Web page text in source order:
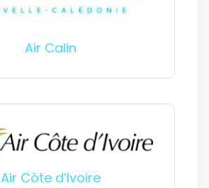
Air Calin
Air Côte d’Ivoire